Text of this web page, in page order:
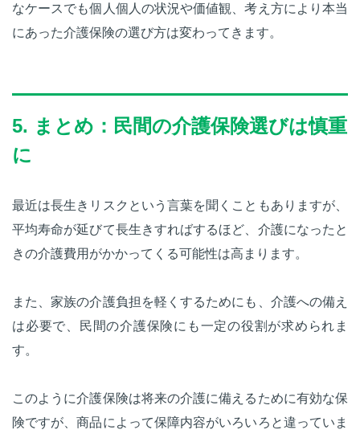
なケースでも個人個人の状況や価値観、考え方により本当
にあった介護保険の選び方は変わってきます。
5. まとめ：民間の介護保険選びは慎重
に
最近は長生きリスクという言葉を聞くこともありますが、
平均寿命が延びて長生きすればするほど、介護になったと
きの介護費用がかかってくる可能性は高まります。
また、家族の介護負担を軽くするためにも、介護への備え
は必要で、民間の介護保険にも一定の役割が求められま
す。
このように介護保険は将来の介護に備えるために有効な保
険ですが、商品によって保障内容がいろいろと違っていま